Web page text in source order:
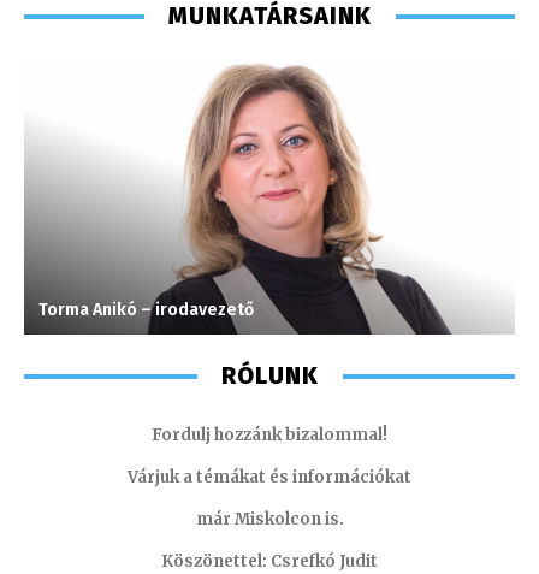
MUNKATÁRSAINK
Torma Anikó – irodavezető
RÓLUNK
Fordulj hozzánk bizalommal!
Várjuk a témákat és információkat
már Miskolcon is.
Köszönettel: Csrefkó Judit